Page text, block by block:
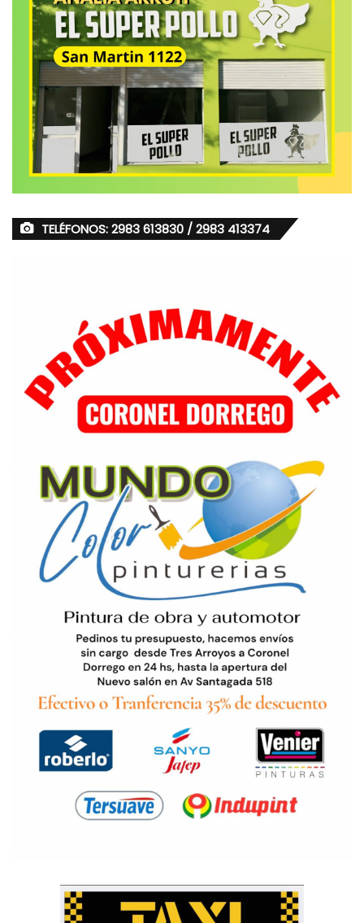
TELÉFONOS: 2983 613830 / 2983 413374